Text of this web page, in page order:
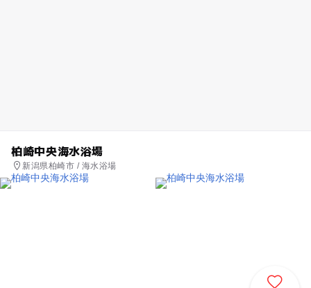
柏崎中央海水浴場
新潟県柏崎市 / 海水浴場